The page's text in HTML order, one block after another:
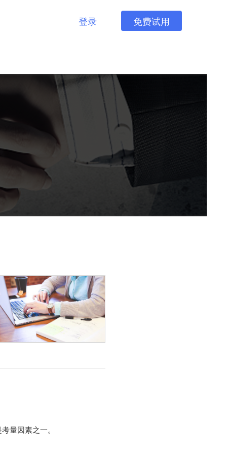
登录 免费试用
量因素之一。